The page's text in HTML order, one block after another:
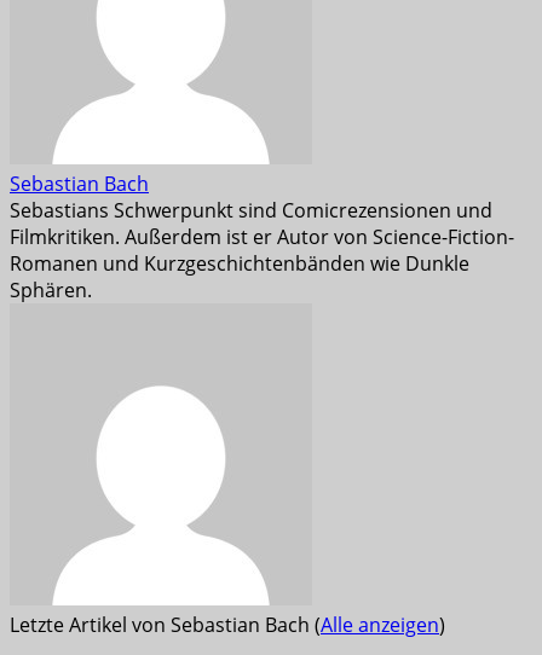
Sebastian Bach
Sebastians Schwerpunkt sind Comicrezensionen und
Filmkritiken. Außerdem ist er Autor von Science-Fiction-
Romanen und Kurzgeschichtenbänden wie Dunkle
Sphären.
Letzte Artikel von Sebastian Bach (Alle anzeigen)